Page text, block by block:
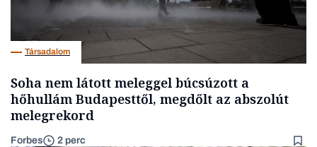
Társadalom
Soha nem látott meleggel búcsúzott a
hőhullám Budapesttől, megdőlt az abszolút
melegrekord
Forbes 2 perc